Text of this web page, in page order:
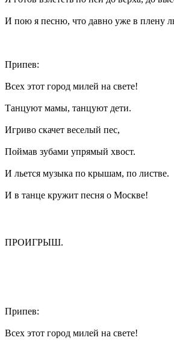
И пою я песню, что давно уже в плену
Припев:
Всех этот город милей на свете!
Танцуют мамы, танцуют дети.
Игриво скачет веселый пес,
Поймав зубами упрямый хвост.
И льется музыка по крышам, по листве.
И в танце кружит песня о Москве!
ПРОИГРЫШ.
Припев:
Всех этот город милей на свете!